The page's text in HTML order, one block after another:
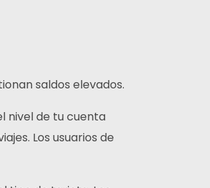
saldos elevados.
nivel de tu cuenta
Los usuarios de